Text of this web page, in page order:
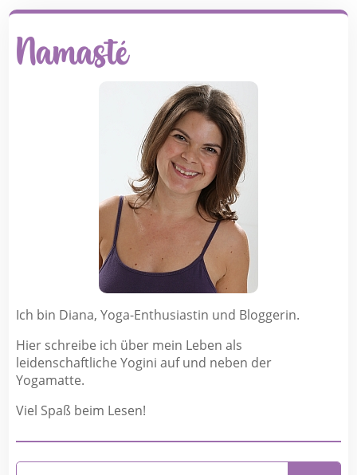
Namasté
Ich bin Diana, Yoga-Enthusiastin und Bloggerin.
Hier schreibe ich über mein Leben als
leidenschaftliche Yogini auf und neben der
Yogamatte.
Viel Spaß beim Lesen!